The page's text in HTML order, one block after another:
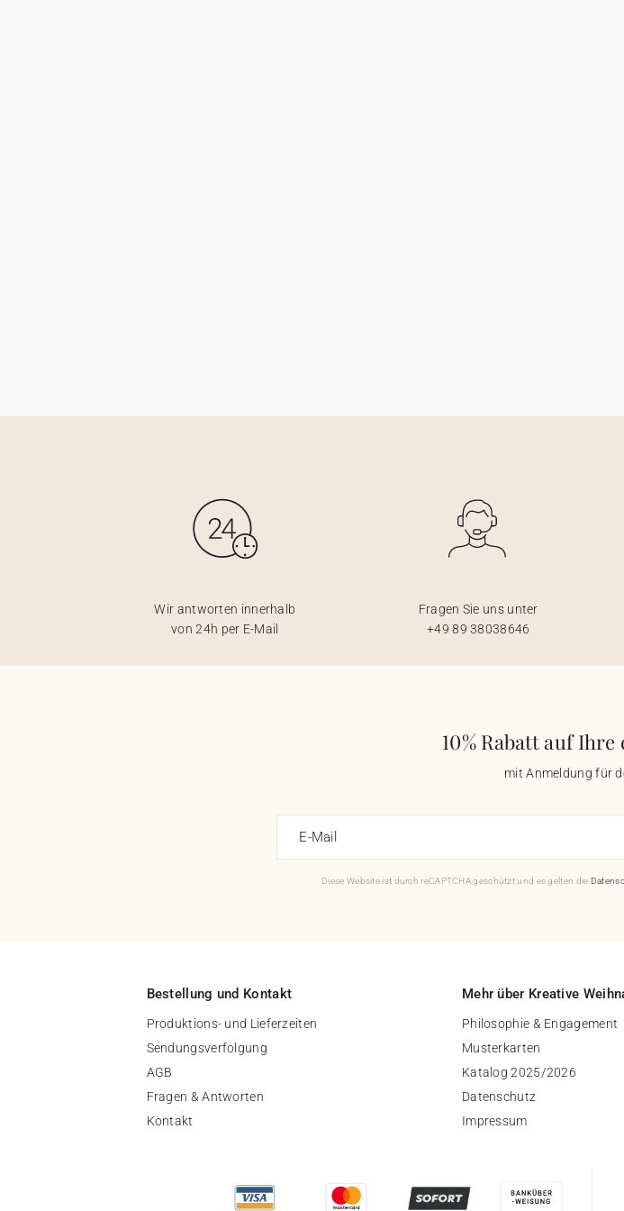
Wir antworten innerhalb
von 24h per E-Mail
Fragen Sie uns unter
+49 89 38038646
10% Rabatt auf
mit Anmeldung für
E-Mail
Diese Website ist durch reCAPTCHA geschützt und es gelten die
Bestellung und Kontakt
Produktions- und Lieferzeiten
Sendungsverfolgung
AGB
Fragen & Antworten
Kontakt
Mehr über Kreative
Philosophie & Engagement
Musterkarten
Katalog 2025/2026
Datenschutz
Impressum